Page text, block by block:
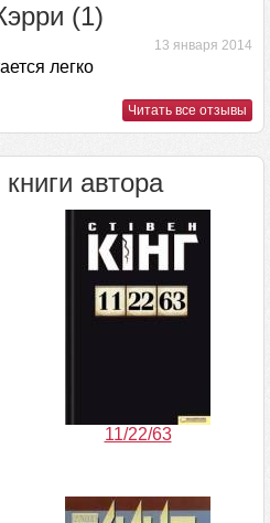
(1)
13 января 2014
легко
Читать все отзывы
автора
11/22/63